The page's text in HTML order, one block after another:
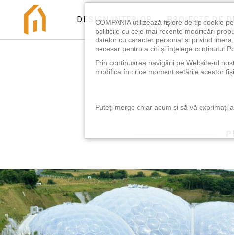
DESIGN INTERIOR PROIECTE DE
COMPANIA utilizează fişiere de tip cookie
politicile cu cele mai recente modificări
datelor cu caracter personal și privind
necesar pentru a citi și înțelege conținutul
Prin continuarea navigării pe Website-ul
modifica în orice moment setările acestor
Puteți merge chiar acum și să vă exprimați